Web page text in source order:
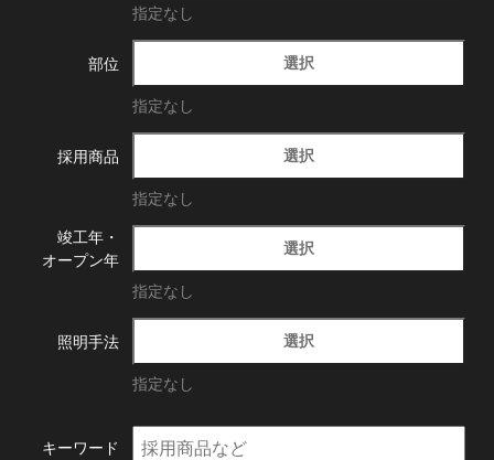
指定なし
部位 選択
指定なし
採用商品 選択
指定なし
竣工年・
オープン年
選択
指定なし
照明手法 選択
指定なし
キーワード